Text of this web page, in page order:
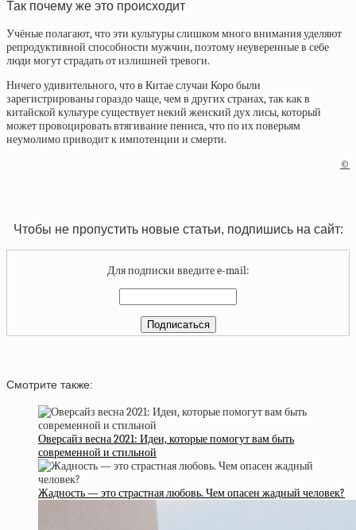
Так почему же это происходит
Учёные полагают, что эти культуры слишком много внимания уделяют
репродуктивной способности мужчин, поэтому неуверенные в себе
люди могут страдать от излишней тревоги.
Ничего удивительного, что в Китае случаи Коро были
зарегистрированы гораздо чаще, чем в других странах, так как в
китайской культуре существует некий женский дух лисы, который
может провоцировать втягивание пeниca, что по их поверьям
неумолимо приводит к импотенции и смерти.
©
Чтобы не пропустить новые статьи, подпишись на сайт:
Для подписки введите e-mail:
Смотрите также:
Оверсайз весна 2021: Идеи, которые помогут вам быть
современной и стильной
Жадность — это страстная любовь. Чем опасен жадный человек?